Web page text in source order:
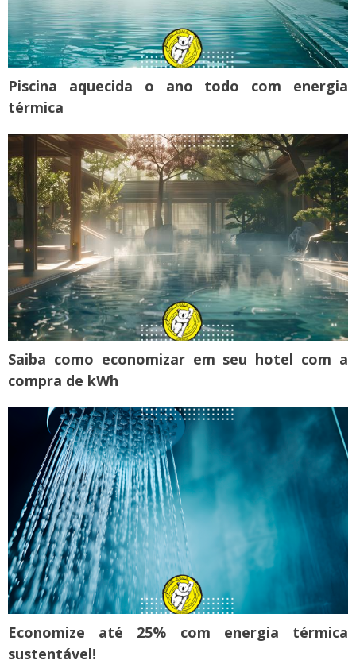
Piscina aquecida o ano todo com energia
térmica
Saiba como economizar em seu hotel com a
compra de kWh
Economize até 25% com energia térmica
sustentável!